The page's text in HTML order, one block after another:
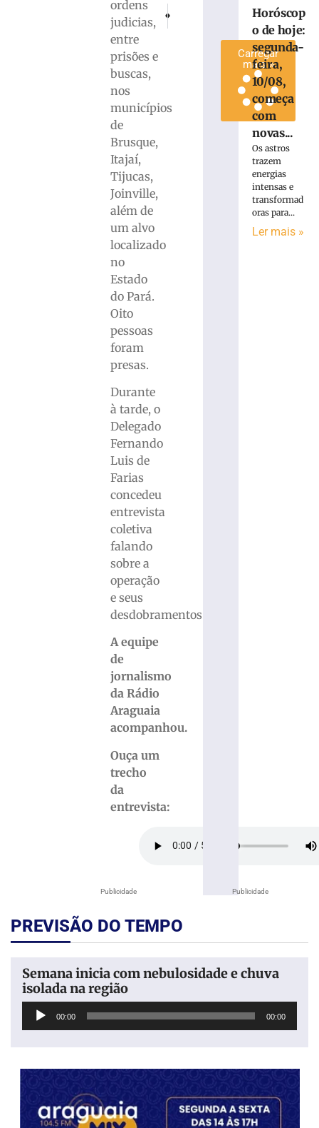
Publicidade
ordens
judicias,
entre
prisões e
buscas,
nos
municípios
de
Brusque,
Itajaí,
Tijucas,
Joinville,
além de
um alvo
localizado
no
Estado
do Pará.
Oito
pessoas
foram
presas.
Durante
à tarde, o
Delegado
Fernando
Luis de
Farias
concedeu
entrevista
coletiva
falando
sobre a
operação
e seus
desdobramentos.
A equipe
de
jornalismo
da Rádio
Araguaia
acompanhou.
Ouça um
trecho
da
entrevista:
Arma de fogo é apreendida em
Rodrigo Voltolini aponta necessidade de
Carregar
mais »
Publicidade
Horóscop
o de hoje:
segunda-
feira,
10/08,
começa
com
novas...
Os astros
trazem
energias
intensas e
transformad
oras para...
Ler mais »
PREVISÃO DO TEMPO
Semana inicia com nebulosidade e chuva
isolada na região
Tocador
00:00 00:00